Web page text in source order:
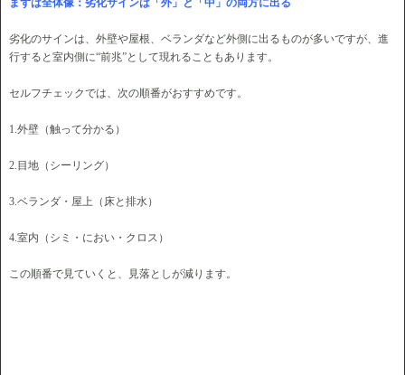
まずは全体像：劣化サインは「外」と「中」の両方に出る
劣化のサインは、外壁や屋根、ベランダなど外側に出るものが多いですが、進
行すると室内側に“前兆”として現れることもあります。
セルフチェックでは、次の順番がおすすめです。
1.外壁（触って分かる）
2.目地（シーリング）
3.ベランダ・屋上（床と排水）
4.室内（シミ・におい・クロス）
この順番で見ていくと、見落としが減ります。